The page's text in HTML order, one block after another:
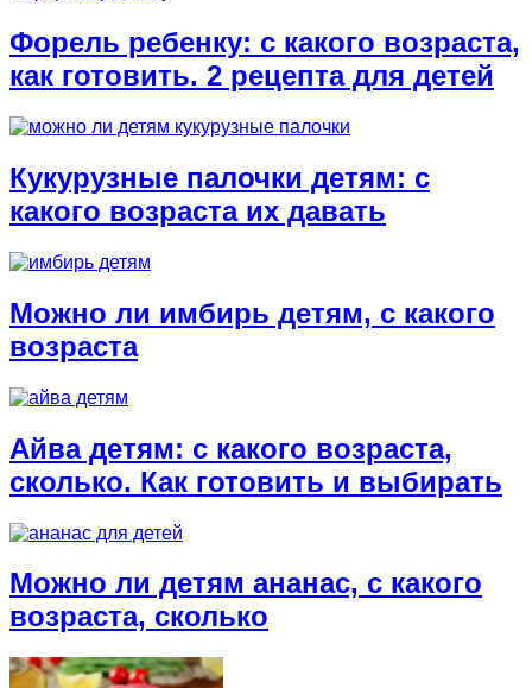
Форель ребенку: с какого возраста,
как готовить. 2 рецепта для детей
Кукурузные палочки детям: с
какого возраста их давать
Можно ли имбирь детям, с какого
возраста
Айва детям: с какого возраста,
сколько. Как готовить и выбирать
Можно ли детям ананас, с какого
возраста, сколько